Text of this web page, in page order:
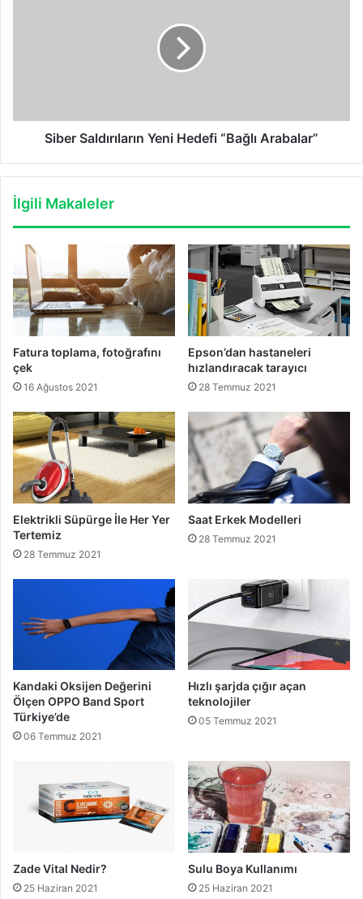
Siber Saldırıların Yeni Hedefi “Bağlı Arabalar”
İlgili Makaleler
Fatura toplama, fotoğrafını
çek
16 Ağustos 2021
Epson’dan hastaneleri
hızlandıracak tarayıcı
28 Temmuz 2021
Elektrikli Süpürge İle Her Yer
Tertemiz
28 Temmuz 2021
Saat Erkek Modelleri
28 Temmuz 2021
Kandaki Oksijen Değerini
Ölçen OPPO Band Sport
Türkiye’de
06 Temmuz 2021
Hızlı şarjda çığır açan
teknolojiler
05 Temmuz 2021
Zade Vital Nedir?
25 Haziran 2021
Sulu Boya Kullanımı
25 Haziran 2021